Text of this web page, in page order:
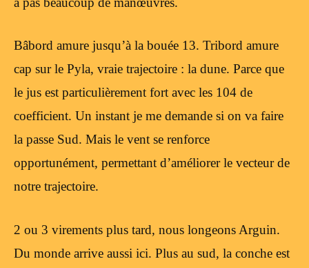
Bâbord amure jusqu’à la bouée 13. Tribord amure
cap sur le Pyla, vraie trajectoire : la dune. Parce que
le jus est particulièrement fort avec les 104 de
coefficient. Un instant je me demande si on va faire
la passe Sud. Mais le vent se renforce
opportunément, permettant d’améliorer le vecteur de
notre trajectoire.
2 ou 3 virements plus tard, nous longeons Arguin.
Du monde arrive aussi ici. Plus au sud, la conche est